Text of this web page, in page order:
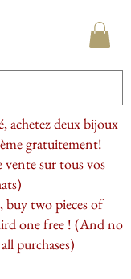
achetez deux bijoux
gratuitement!
vente sur tous vos
buy two pieces of
one free ! (And no
purchases)